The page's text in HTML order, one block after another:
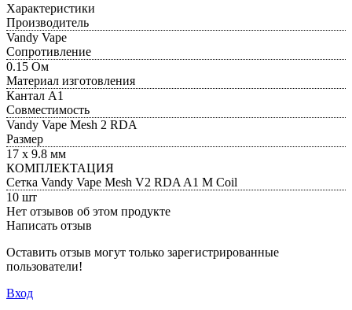
Характеристики
Производитель
Vandy Vape
Сопротивление
0.15 Ом
Материал изготовления
Кантал А1
Совместимость
Vandy Vape Mesh 2 RDA
Размер
17 х 9.8 мм
КОМПЛЕКТАЦИЯ
Сетка Vandy Vape Mesh V2 RDA A1 M Coil
10 шт
Нет отзывов об этом продукте
Написать отзыв
Оставить отзыв могут только зарегистрированные
пользователи!
Вход